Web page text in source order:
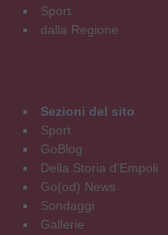
Sport
dalla Regione
Sezioni del sito
Sport
GoBlog
Della Storia d'Empoli
Go(od) News
Sondaggi
Gallerie